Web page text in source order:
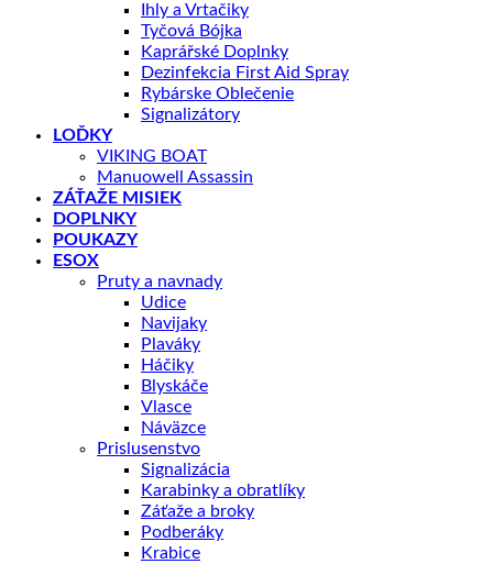
Ihly a Vrtačiky
Tyčová Bójka
Kaprářské Doplnky
Dezinfekcia First Aid Spray
Rybárske Oblečenie
Signalizátory
LOĎKY
VIKING BOAT
Manuowell Assassin
ZÁŤAŽE MISIEK
DOPLNKY
POUKAZY
ESOX
Pruty a navnady
Udice
Navijaky
Plaváky
Háčiky
Blyskáče
Vlasce
Náväzce
Prislusenstvo
Signalizácia
Karabinky a obratlíky
Záťaže a broky
Podberáky
Krabice